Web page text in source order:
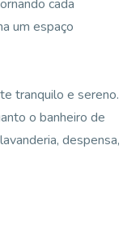
cada
um espaço
tranquilo e sereno.
o banheiro de
despensa,